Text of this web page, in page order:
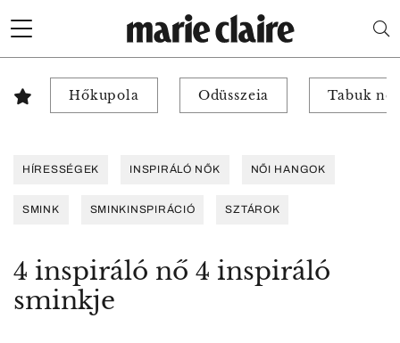
Hőkupola Odüsszeia Tabuk
HÍRESSÉGEK INSPIRÁLÓ NŐK NŐI HANGOK
SMINK SMINKINSPIRÁCIÓ SZTÁROK
4 inspiráló nő 4 inspiráló
sminkje